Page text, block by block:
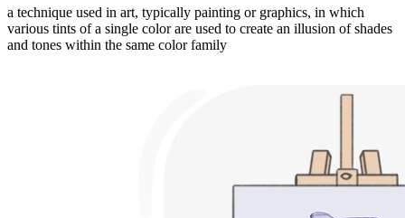
a technique used in art, typically painting or graphics, in which
various tints of a single color are used to create an illusion of shades
and tones within the same color family